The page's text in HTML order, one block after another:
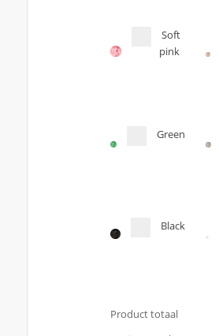
Soft
pink
Green
Black
Product totaal